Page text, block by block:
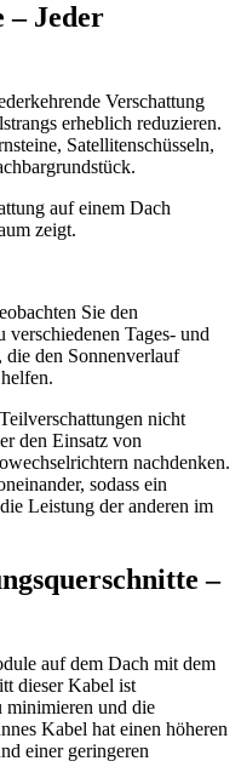
– Jeder
Verschattung
erheblich reduzieren.
Satellitenschüsseln,
Sie den
Tages- und
die den Sonnenverlauf
nicht
den Einsatz von
nachdenken.
sodass ein
Leistung der anderen im
–
auf dem Dach mit dem
dieser Kabel ist
minimieren und die
Kabel hat einen höheren
einer geringeren